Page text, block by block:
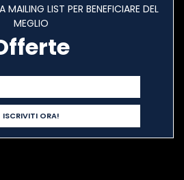
MAILING LIST PER BENEFICIARE DEL
MEGLIO